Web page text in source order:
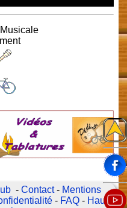
-Contact- Mentions
- FAQ - Haut